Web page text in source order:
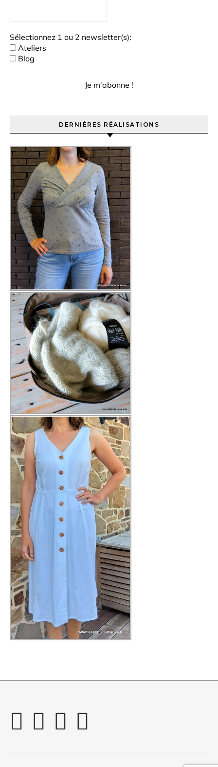
Sélectionnez 1 ou 2 newsletter(s):
Ateliers
Blog
DERNIÈRES RÉALISATIONS